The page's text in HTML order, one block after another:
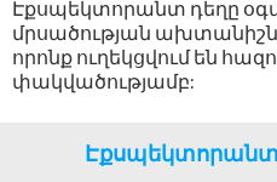
k
Էքսպեկտորանտ դեղը
մրսածության
որոնք ուղեկցվում են
փակվածությամբ:
Էքսպեկտորանտ